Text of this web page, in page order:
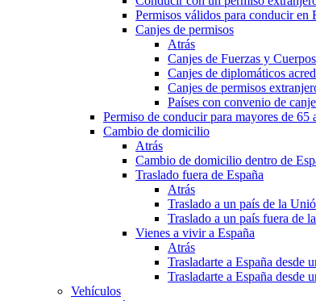
Permisos válidos para conducir en
Canjes de permisos
Atrás
Canjes de Fuerzas y
Canjes de diplomáticos
Canjes de permisos
Países con convenio de
Permiso de conducir para mayores de 65
Cambio de domicilio
Atrás
Cambio de domicilio dentro de
Traslado fuera de España
Atrás
Traslado a un país de la
Traslado a un país fuera de
Vienes a vivir a España
Atrás
Trasladarte a España desde
Trasladarte a España desde
Vehículos